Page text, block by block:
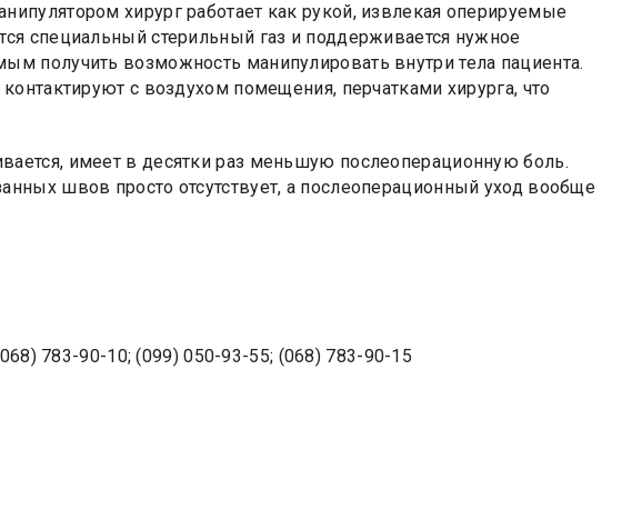
хирург работает как рукой, извлекая оперируемые
специальный стерильный газ и поддерживается нужное
получить возможность манипулировать внутри тела пациента.
с воздухом помещения, перчатками хирурга, что
имеет в десятки раз меньшую послеоперационную боль.
швов просто отсутствует, а послеоперационный уход вообще
783-90-10; (099) 050-93-55; (068) 783-90-15